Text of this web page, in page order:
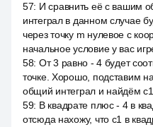
57: И сравнить её с вашим
интеграл в данном случае
через точку m нулевое с
начальное условие у вас
58: От 3 равно - 4 будет
точке. Хорошо, подставим
общий интеграл и найдём c1
59: В квадрате плюс - 4 в
отсюда нахожу, что c1 в